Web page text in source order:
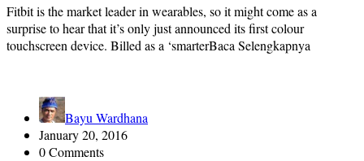
Fitbit is the market leader in wearables, so it might come as a
surprise to hear that it’s only just announced its first colour
touchscreen device. Billed as a ‘smarterBaca Selengkapnya
Bayu Wardhana
January 20, 2016
0 Comments